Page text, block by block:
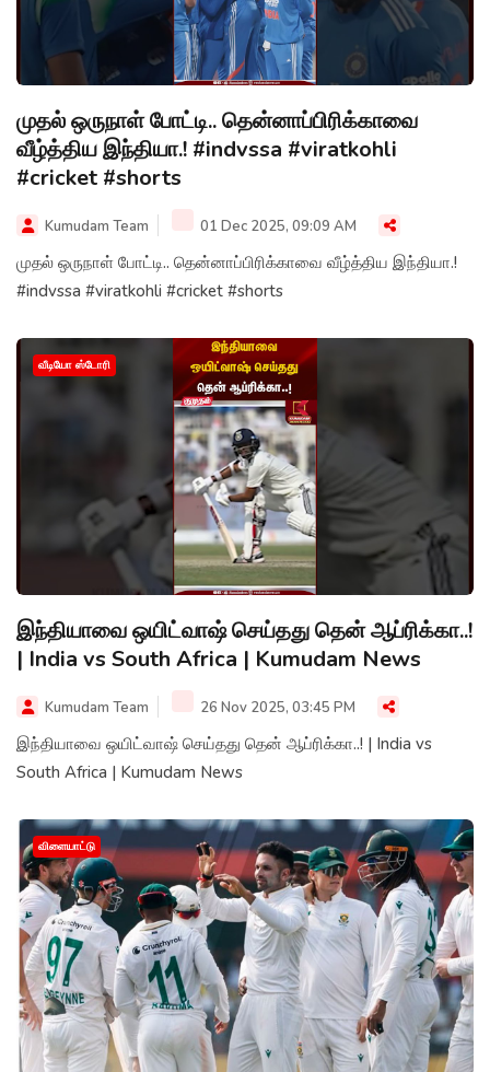
முதல் ஒருநாள் போட்டி.. தென்னாப்பிரிக்காவை
வீழ்த்திய இந்தியா.! #indvssa #viratkohli
#cricket #shorts
Kumudam Team 01 Dec 2025, 09:09 AM
முதல் ஒருநாள் போட்டி.. தென்னாப்பிரிக்காவை வீழ்த்திய இந்தியா.!
#indvssa #viratkohli #cricket #shorts
வீடியோ ஸ்டோரி
இந்தியாவை ஒயிட்வாஷ் செய்தது தென் ஆப்ரிக்கா..!
| India vs South Africa | Kumudam News
Kumudam Team 26 Nov 2025, 03:45 PM
இந்தியாவை ஒயிட்வாஷ் செய்தது தென் ஆப்ரிக்கா..! | India vs
South Africa | Kumudam News
விளையாட்டு